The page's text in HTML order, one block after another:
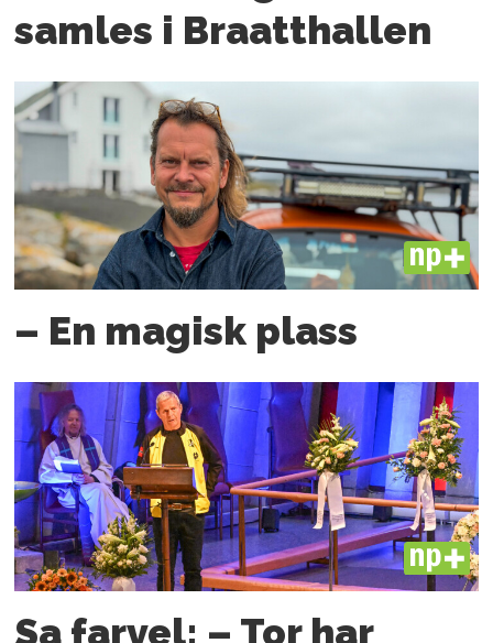
samles i Braatthallen
PLUS
– En magisk plass
PLUS
Sa farvel: – Tor har